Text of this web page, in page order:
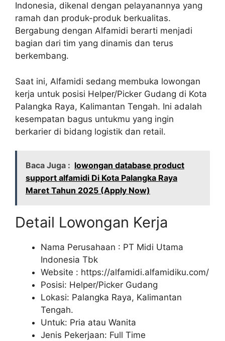
Indonesia, dikenal dengan pelayanannya yang
ramah dan produk-produk berkualitas.
Bergabung dengan Alfamidi berarti menjadi
bagian dari tim yang dinamis dan terus
berkembang.
Saat ini, Alfamidi sedang membuka lowongan
kerja untuk posisi Helper/Picker Gudang di Kota
Palangka Raya, Kalimantan Tengah. Ini adalah
kesempatan bagus untukmu yang ingin
berkarier di bidang logistik dan retail.
Baca Juga : lowongan database product
support alfamidi Di Kota Palangka Raya
Maret Tahun 2025 (Apply Now)
Detail Lowongan Kerja
Nama Perusahaan : PT Midi Utama
Indonesia Tbk
Website : https://alfamidi.alfamidiku.com/
Posisi: Helper/Picker Gudang
Lokasi: Palangka Raya, Kalimantan
Tengah.
Untuk: Pria atau Wanita
Jenis Pekerjaan: Full Time